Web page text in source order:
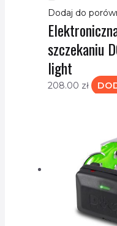
Dodaj do
szczekaniu
light
208.00 zł